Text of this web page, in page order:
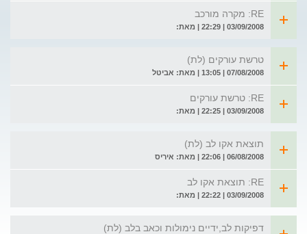
RE: מקרה מורכב
03/09/2008 | 22:29 | מאת:
טרשת עורקים (לת)
07/08/2008 | 13:05 | מאת: אביטל
RE: טרשת עורקים
03/09/2008 | 22:25 | מאת:
תוצאת אקו לב (לת)
06/08/2008 | 22:06 | מאת: איריס
RE: תוצאת אקו לב
03/09/2008 | 22:22 | מאת:
דפיקות לב,ידיים נימולות וכאב בלב (לת)